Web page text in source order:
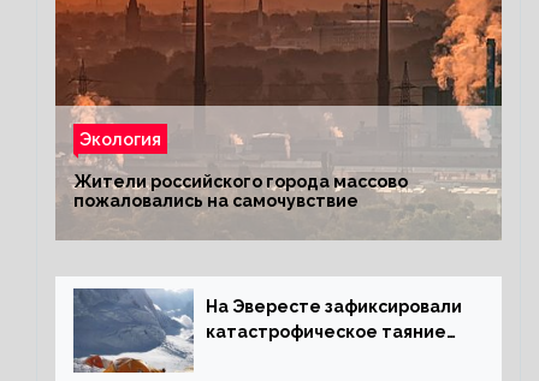
Экология
Жители российского города массово
пожаловались на самочувствие
На Эвересте зафиксировали
катастрофическое таяние